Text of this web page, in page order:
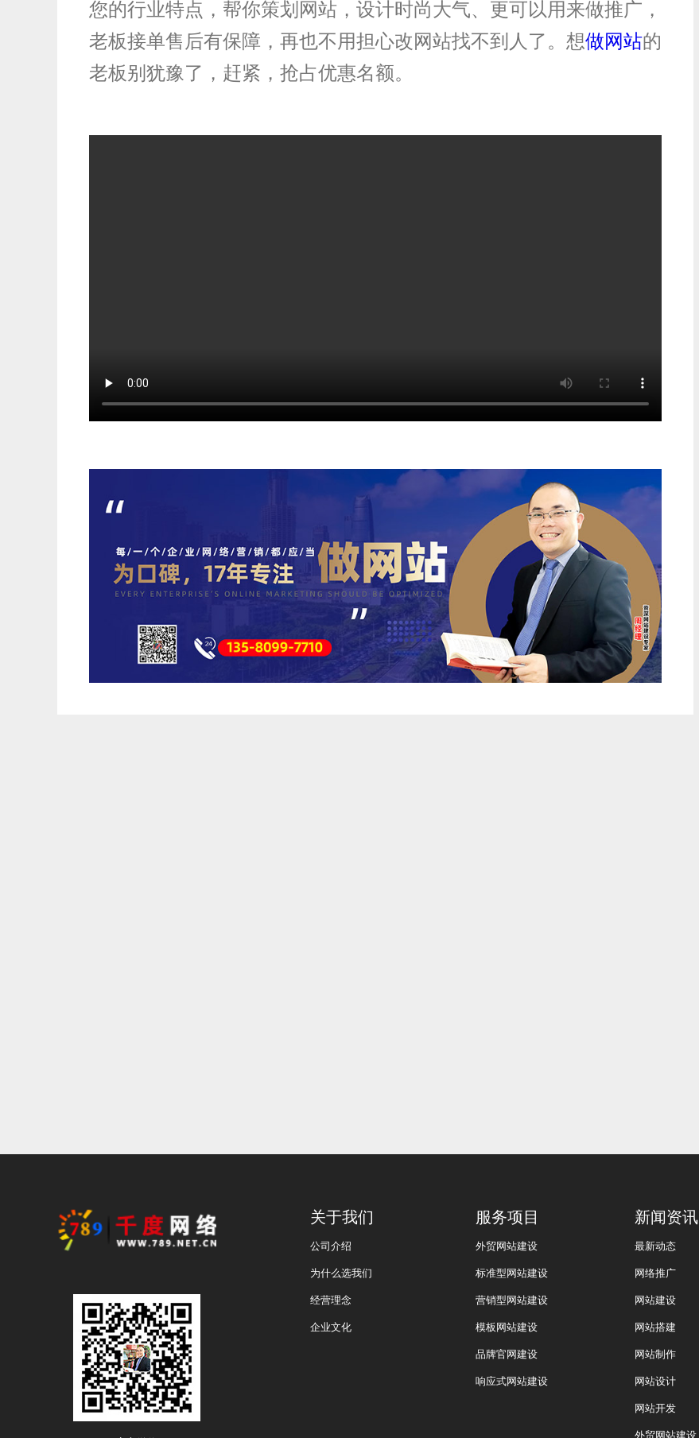
抖音短视频
您的行业特点，帮你策划网站，设计时尚大气、更可以用来做推广，
老板接单售后有保障，再也不用担心改网站找不到人了。想做网站的
老板别犹豫了，赶紧，抢占优惠名额。
关于我们
公司介绍
为什么选我们
经营理念
企业文化
服务项目
外贸网站建设
标准型网站建设
营销型网站建设
模板网站建设
品牌官网建设
响应式网站建设
新闻资讯
最新动态
网络推广
网站建设
网站搭建
网站制作
网站设计
网站开发
外贸网站建设